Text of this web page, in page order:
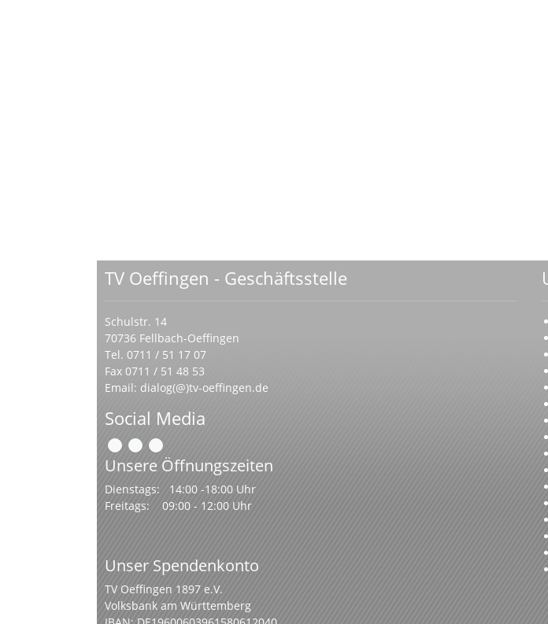
TV Oeffingen - Geschäftsstelle
Schulstr. 14
70736 Fellbach-Oeffingen
Tel. 0711 / 51 17 07
Fax 0711 / 51 48 53
Email: dialog(@)tv-oeffingen.de
Social Media
Unsere Öffnungszeiten
Dienstags: 14:00 -18:00 Uhr
Freitags: 09:00 - 12:00 Uhr
Unser Spendenkonto
TV Oeffingen 1897 e.V.
Volksbank am Württemberg